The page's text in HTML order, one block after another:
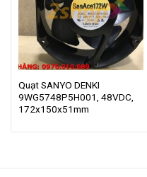
Quạt SANYO DENKI
9WG5748P5H001, 48VDC,
172x150x51mm